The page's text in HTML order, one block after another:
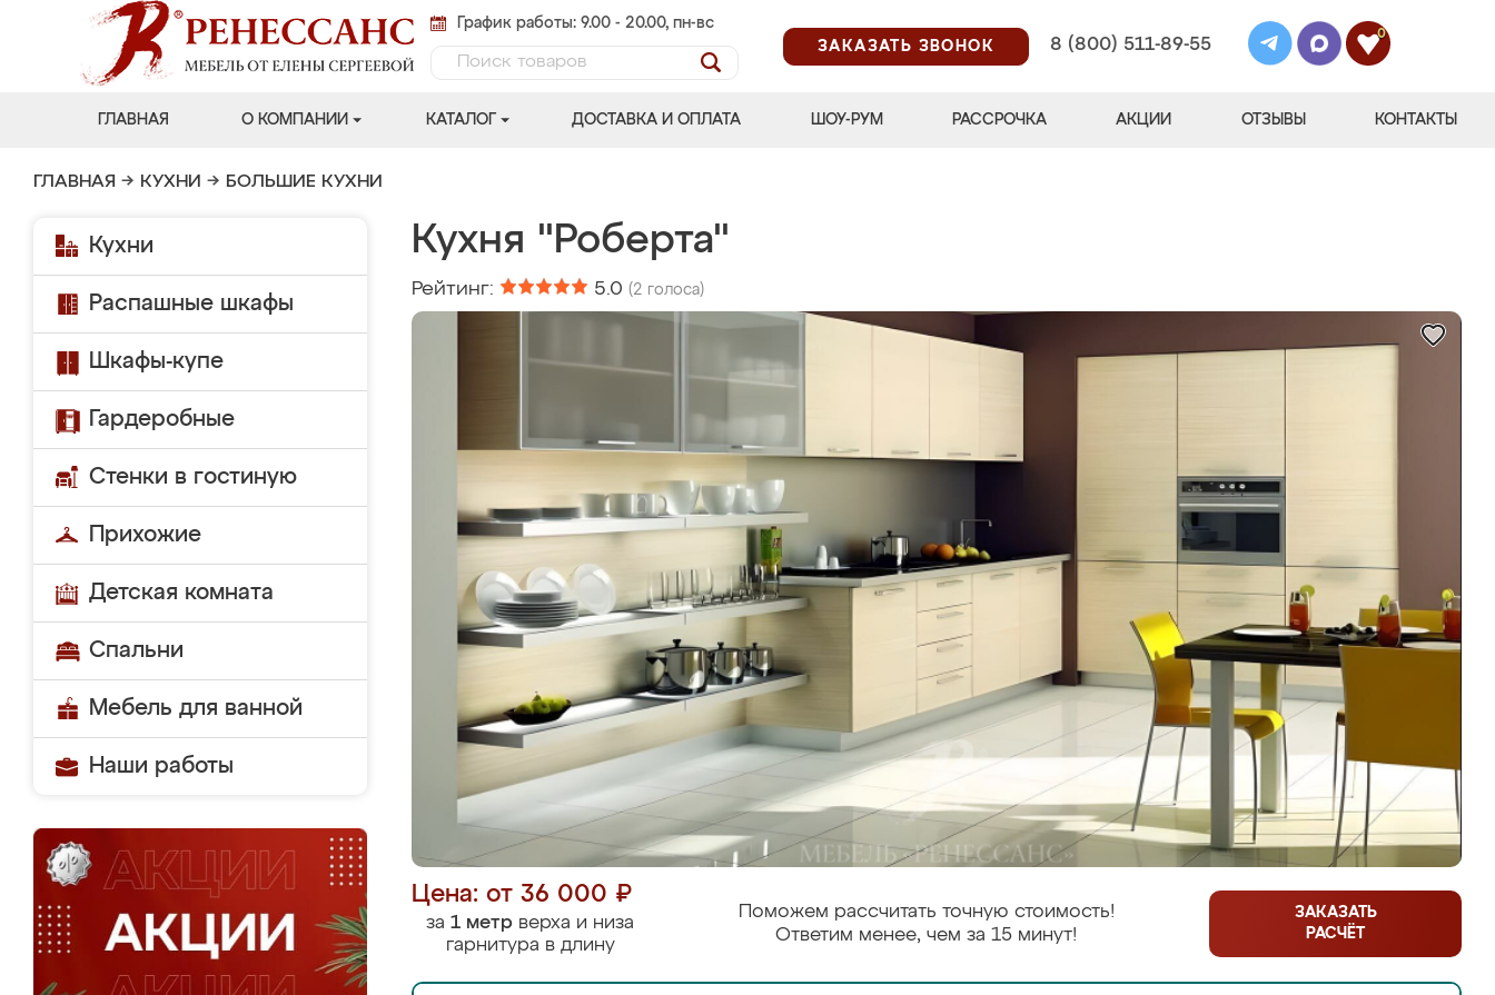
График работы: 9.00 - 20.00, пн-вс
ЗАКАЗАТЬ ЗВОНОК
8 (800) 511-89-55
0
ГЛАВНАЯ О КОМПАНИИ КАТАЛОГ ДОСТАВКА И ОПЛАТА ШОУ-РУМ РАССРОЧКА АКЦИИ ОТЗЫВЫ КОНТАКТЫ
ГЛАВНАЯ → КУХНИ → БОЛЬШИЕ КУХНИ
Кухни
Распашные шкафы
Шкафы-купе
Гардеробные
Стенки в гостиную
Прихожие
Детская комната
Спальни
Мебель для ванной
Наши работы
Кухня "Роберта"
Рейтинг: 5.0 (2 голоса)
Цена: от 36 000 ₽
за 1 метр верха и низа
гарнитура в длину
Поможем рассчитать точную стоимость!
Ответим менее, чем за 15 минут!
ЗАКАЗАТЬ
РАСЧЁТ